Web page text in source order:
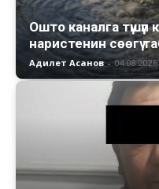
Ошто каналга
наристенин сөөгү
Адилет Асанов -